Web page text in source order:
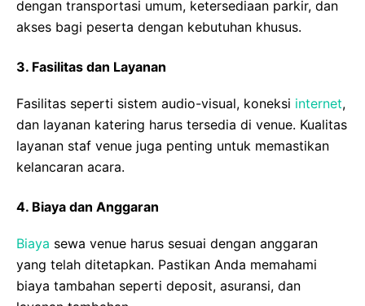
dengan transportasi umum, ketersediaan parkir, dan
akses bagi peserta dengan kebutuhan khusus.
3. Fasilitas dan Layanan
Fasilitas seperti sistem audio-visual, koneksi internet,
dan layanan katering harus tersedia di venue. Kualitas
layanan staf venue juga penting untuk memastikan
kelancaran acara.
4. Biaya dan Anggaran
Biaya sewa venue harus sesuai dengan anggaran
yang telah ditetapkan. Pastikan Anda memahami
biaya tambahan seperti deposit, asuransi, dan